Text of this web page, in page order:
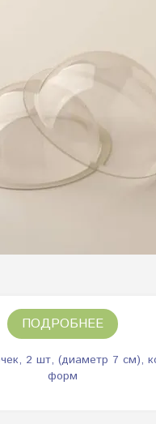
ПОДРОБНЕЕ
2 шт, (диаметр 7 см),
форм